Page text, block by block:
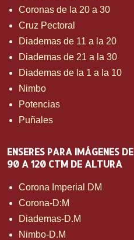
Coronas de la 20 a 30
Cruz Pectoral
Diademas de 11 a la 20
Diademas de 21 a la 30
Diademas de la 1 a la 10
Nimbo
Potencias
Puñales
ENSERES PARA IMÁGENES DE
90 A 120 CTM DE ALTURA
Corona Imperial DM
Corona-D:M
Diademas-D.M
Nimbo-D.M